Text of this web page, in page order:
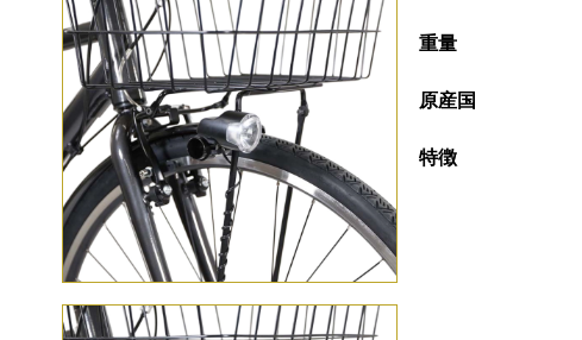
重量
原産国
特徴